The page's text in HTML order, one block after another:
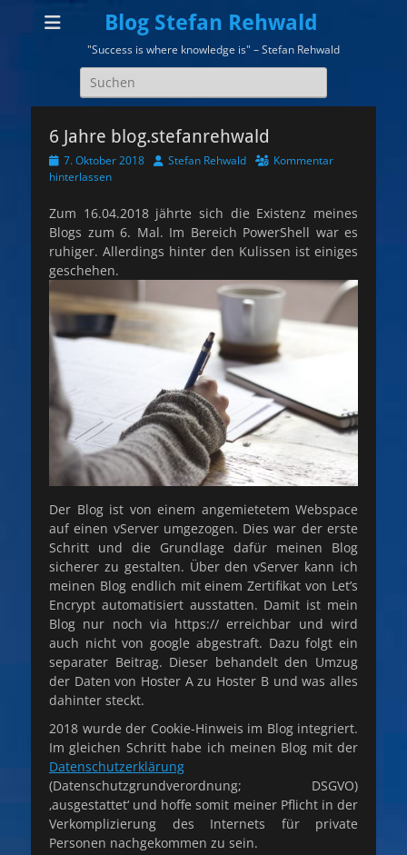
Blog Stefan Rehwald
"Success is where knowledge is" – Stefan Rehwald
Suchen
nach:
6 Jahre blog.stefanrehwald
Veröffentlicht
am
7. Oktober 2018 AutorStefan Rehwald
Kommentar
hinterlassen
Zum 16.04.2018 jährte sich die Existenz meines
Blogs zum 6. Mal. Im Bereich PowerShell war es
ruhiger. Allerdings hinter den Kulissen ist einiges
geschehen.
Der Blog ist von einem angemietetem Webspace
auf einen vServer umgezogen. Dies war der erste
Schritt und die Grundlage dafür meinen Blog
sicherer zu gestalten. Über den vServer kann ich
meinen Blog endlich mit einem Zertifikat von Let’s
Encrypt automatisiert ausstatten. Damit ist mein
Blog nur noch via https:// erreichbar und wird
auch nicht von google abgestraft. Dazu folgt ein
separater Beitrag. Dieser behandelt den Umzug
der Daten von Hoster A zu Hoster B und was alles
dahinter steckt.
2018 wurde der Cookie-Hinweis im Blog integriert.
Im gleichen Schritt habe ich meinen Blog mit der
Datenschutzerklärung
(Datenschutzgrundverordnung; DSGVO)
‚ausgestattet‘ und hoffe somit meiner Pflicht in der
Verkomplizierung des Internets für private
Personen nachgekommen zu sein.